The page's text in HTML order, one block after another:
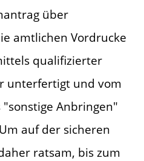
über
amtlichen Vordrucke
qualifizierter
unterfertigt und vom
Anbringen"
auf der sicheren
ratsam, bis zum